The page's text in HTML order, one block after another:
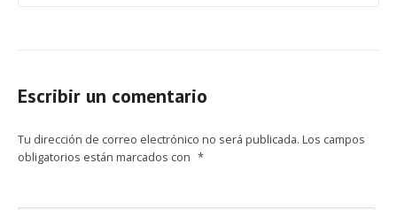
Escribir un comentario
Tu dirección de correo electrónico no será publicada. Los campos
obligatorios están marcados con *